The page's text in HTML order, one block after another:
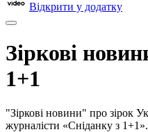
Відкрити у додатку
Зіркові
1+1
"Зіркові новини" про зірок
журналісти «Сніданку з 1+1».